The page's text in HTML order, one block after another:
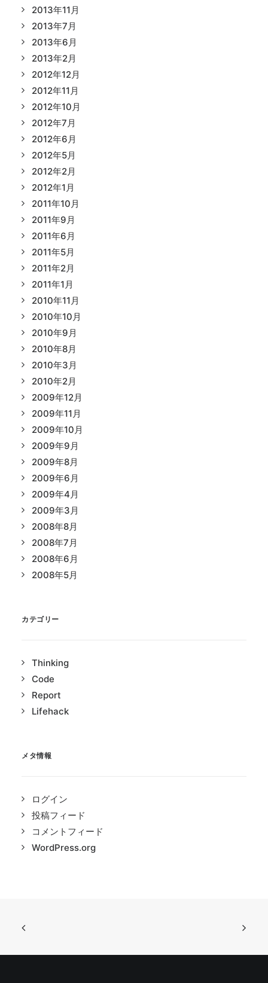
2013年11月
2013年7月
2013年6月
2013年2月
2012年12月
2012年11月
2012年10月
2012年7月
2012年6月
2012年5月
2012年2月
2012年1月
2011年10月
2011年9月
2011年6月
2011年5月
2011年2月
2011年1月
2010年11月
2010年10月
2010年9月
2010年8月
2010年3月
2010年2月
2009年12月
2009年11月
2009年10月
2009年9月
2009年8月
2009年6月
2009年4月
2009年3月
2008年8月
2008年7月
2008年6月
2008年5月
カテゴリー
Thinking
Code
Report
Lifehack
メタ情報
ログイン
投稿フィード
コメントフィード
WordPress.org